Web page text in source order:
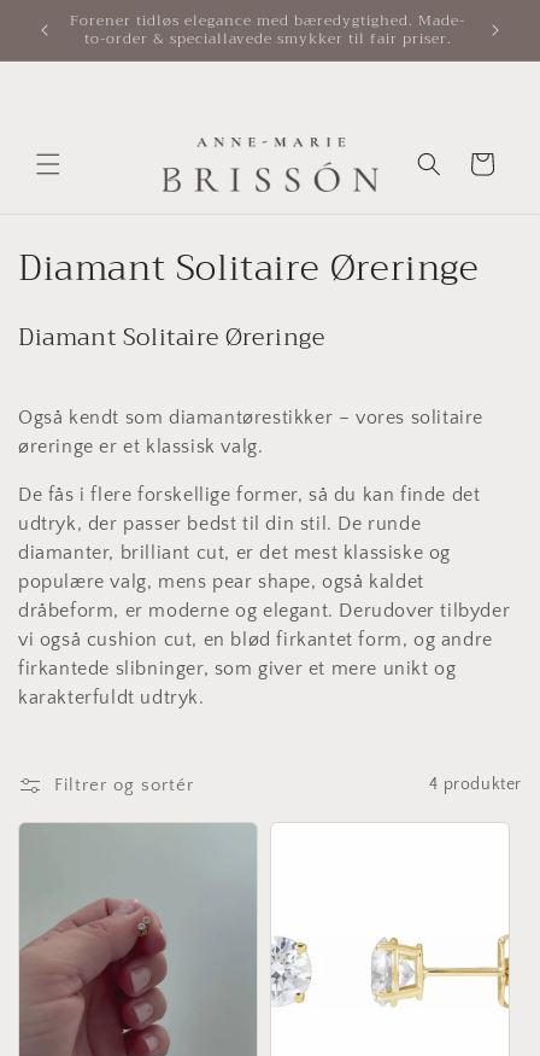
Gå til
indholdSendes forsikret. Ægthedsbevis medfølger.
Indkøbskurv
K
o
l
l
e
k
t
i
o
n
Diamant Solitaire Øreringe
Diamant Solitaire Øreringe
Også kendt som diamantørestikker – vores solitaire
øreringe er et klassisk valg.
De fås i flere forskellige former, så du kan finde det
udtryk, der passer bedst til din stil. De runde
diamanter, brilliant cut, er det mest klassiske og
populære valg, mens pear shape, også kaldet
dråbeform, er moderne og elegant. Derudover tilbyder
vi også cushion cut, en blød firkantet form, og andre
firkantede slibninger, som giver et mere unikt og
karakterfuldt udtryk.
Filtrer og sortér 4 produkter